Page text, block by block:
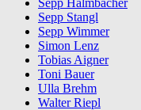
Sepp Stangl
Sepp Wimmer
Simon Lenz
Tobias Aigner
Toni Bauer
Ulla Brehm
Walter Riepl